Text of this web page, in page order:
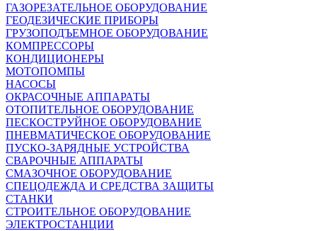
ГАЗОРЕЗАТЕЛЬНОЕ ОБОРУДОВАНИЕ
ГЕОДЕЗИЧЕСКИЕ ПРИБОРЫ
ГРУЗОПОДЪЕМНОЕ ОБОРУДОВАНИЕ
КОМПРЕССОРЫ
КОНДИЦИОНЕРЫ
МОТОПОМПЫ
НАСОСЫ
ОКРАСОЧНЫЕ АППАРАТЫ
ОТОПИТЕЛЬНОЕ ОБОРУДОВАНИЕ
ПЕСКОСТРУЙНОЕ ОБОРУДОВАНИЕ
ПНЕВМАТИЧЕСКОЕ ОБОРУДОВАНИЕ
ПУСКО-ЗАРЯДНЫЕ УСТРОЙСТВА
СВАРОЧНЫЕ АППАРАТЫ
СМАЗОЧНОЕ ОБОРУДОВАНИЕ
СПЕЦОДЕЖДА И СРЕДСТВА ЗАЩИТЫ
СТАНКИ
СТРОИТЕЛЬНОЕ ОБОРУДОВАНИЕ
ЭЛЕКТРОСТАНЦИИ